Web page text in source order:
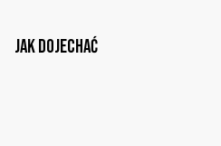
Jak dojechać